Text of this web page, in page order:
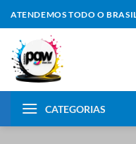
to
content
ATENDEMOS TODO O
CATEGORIAS